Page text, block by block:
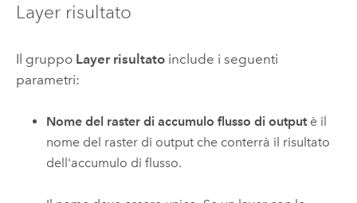
Layer risultato
Il gruppo Layer risultatoinclude i seguenti
parametri:
Nome del raster di accumulo flusso di outputè il
nome del raster di output che conterrà il risultato
dell'accumulo di flusso.